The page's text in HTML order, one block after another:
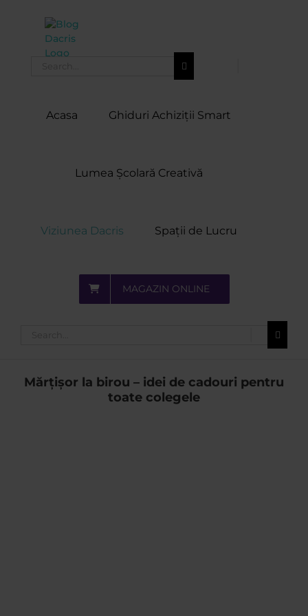
Acasa Ghiduri Achiziții Smart
Lumea Școlară Creativă
Viziunea Dacris Spații de Lucru
MAGAZIN ONLINE
Mărţişor la birou – idei de cadouri pentru
toate colegele